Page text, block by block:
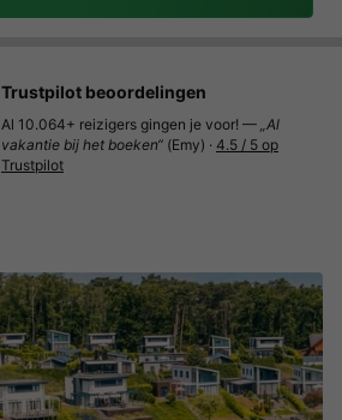
Trustpilot beoordelingen
Al 10.064+ reizigers gingen je voor! — „Al
vakantie bij het boeken“ (Emy) · 4.5 / 5 op
Trustpilot